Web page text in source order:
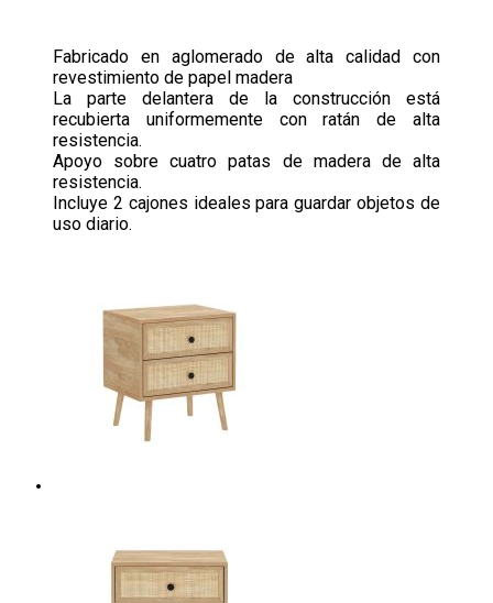
Fabricado en aglomerado de alta calidad con
revestimiento de papel madera
La parte delantera de la construcción está
recubierta uniformemente con ratán de alta
resistencia.
Apoyo sobre cuatro patas de madera de alta
resistencia.
Incluye 2 cajones ideales para guardar objetos de
uso diario.